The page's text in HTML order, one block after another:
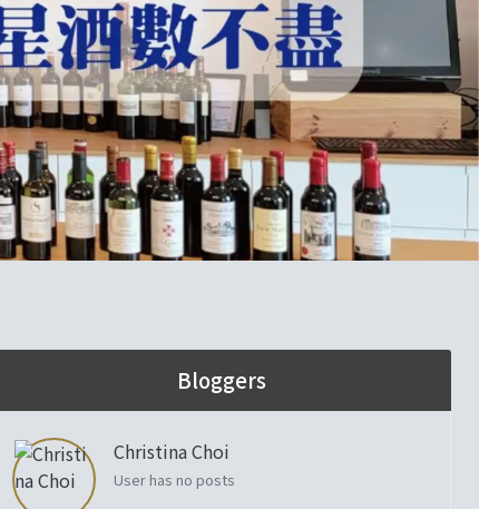
Bloggers
Christina Choi
User has no posts